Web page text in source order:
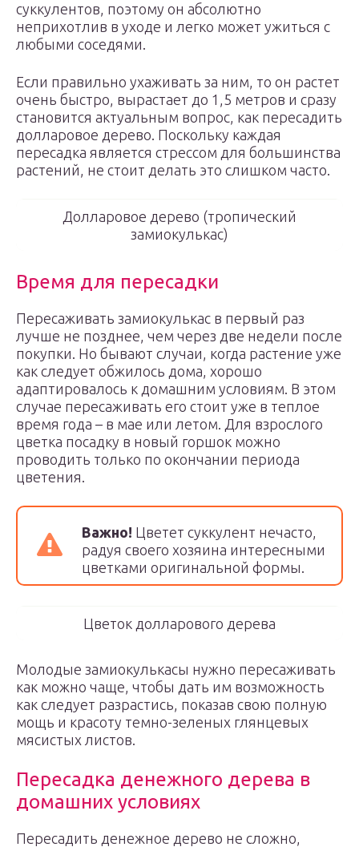
суккулентов, поэтому он абсолютно
неприхотлив в уходе и легко может ужиться с
любыми соседями.
Если правильно ухаживать за ним, то он растет
очень быстро, вырастает до 1,5 метров и сразу
становится актуальным вопрос, как пересадить
долларовое дерево. Поскольку каждая
пересадка является стрессом для большинства
растений, не стоит делать это слишком часто.
Долларовое дерево (тропический
замиокулькас)
Время для пересадки
Пересаживать замиокулькас в первый раз
лучше не позднее, чем через две недели после
покупки. Но бывают случаи, когда растение уже
как следует обжилось дома, хорошо
адаптировалось к домашним условиям. В этом
случае пересаживать его стоит уже в теплое
время года – в мае или летом. Для взрослого
цветка посадку в новый горшок можно
проводить только по окончании периода
цветения.
Важно! Цветет суккулент нечасто,
радуя своего хозяина интересными
цветками оригинальной формы.
Цветок долларового дерева
Молодые замиокулькасы нужно пересаживать
как можно чаще, чтобы дать им возможность
как следует разрастись, показав свою полную
мощь и красоту темно-зеленых глянцевых
мясистых листов.
Пересадка денежного дерева в
домашних условиях
Пересадить денежное дерево не сложно,